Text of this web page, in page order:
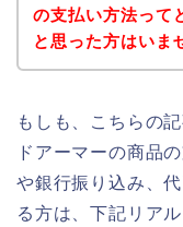
の支払い方法って
と思った方はいま
もしも、こちらの
ドアーマーの商品
や銀行振り込み、
る方は、下記リア